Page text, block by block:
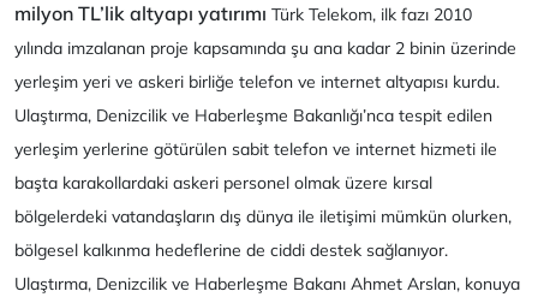
milyon TL’lik altyapı yatırımı Türk Telekom, ilk fazı 2010
yılında imzalanan proje kapsamında şu ana kadar 2 binin üzerinde
yerleşim yeri ve askeri birliğe telefon ve internet altyapısı kurdu.
Ulaştırma, Denizcilik ve Haberleşme Bakanlığı’nca tespit edilen
yerleşim yerlerine götürülen sabit telefon ve internet hizmeti ile
başta karakollardaki askeri personel olmak üzere kırsal
bölgelerdeki vatandaşların dış dünya ile iletişimi mümkün olurken,
bölgesel kalkınma hedeflerine de ciddi destek sağlanıyor.
Ulaştırma, Denizcilik ve Haberleşme Bakanı Ahmet Arslan, konuya